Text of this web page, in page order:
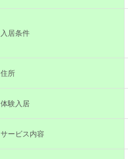
入居条件
住所
体験入居
サービス内容